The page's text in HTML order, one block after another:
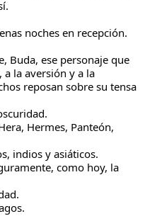
noches en recepción.
Buda, ese personaje que
a la aversión y a la
reposan sobre su tensa
Hermes, Panteón,
indios y asiáticos.
como hoy, la